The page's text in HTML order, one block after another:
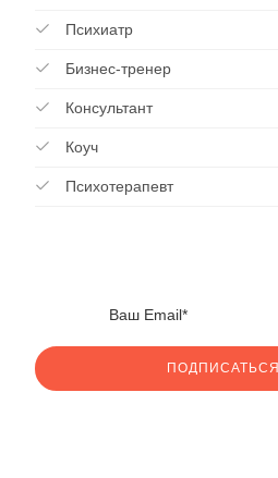
Психиатр
Бизнес-тренер
Консультант
Коуч
Психотерапевт
ПОДПИСАТЬСЯ